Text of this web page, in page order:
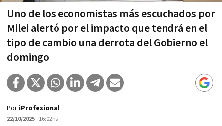
Uno de los economistas más escuchados por
Milei alertó por el impacto que tendrá en el
tipo de cambio una derrota del Gobierno el
domingo
Por iProfesional
22/10/2025- 16:02hs